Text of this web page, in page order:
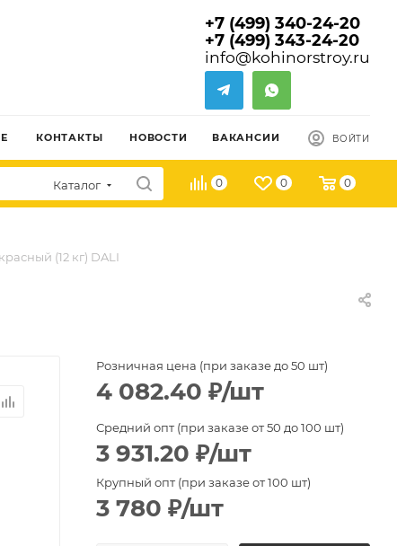
+7 (499) 340-24-20
+7 (499) 343-24-20
info@kohinorstroy.ru
КОНТАКТЫ НОВОСТИ ВАКАНСИИ ВОЙТИ
Каталог 0 0 0
(12 кг) DALI
Розничная цена (при заказе до 50 шт)
4 082.40 ₽/шт
Средний опт (при заказе от 50 до 100 шт)
3 931.20 ₽/шт
Крупный опт (при заказе от 100 шт)
3 780 ₽/шт